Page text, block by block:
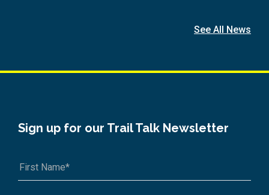
See All News
Sign up for our Trail Talk Newsletter